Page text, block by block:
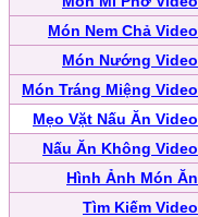
Món Nem Chả Video
Món Nướng Video
Món Tráng Miệng Video
Mẹo Vặt Nấu Ăn Video
Nấu Ăn Không Video
Hình Ảnh Món Ăn
Tìm Kiếm Video